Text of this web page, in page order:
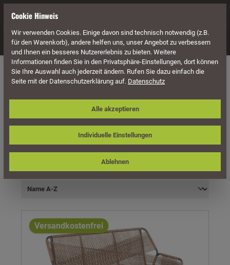
Navigation
Möbel Geflecht Möbel Geflecht Bänke
Produkte filtern
Versandkostenfrei
Cookie Hinweis
Wir verwenden Cookies. Einige davon sind technisch notwendig (z.B.
für den Warenkorb), andere helfen uns, unser Angebot zu verbessern
und Ihnen ein besseres Nutzererlebnis zu bieten. Weitere
Informationen finden Sie in den Privatsphäre-Einstellungen, dort können
Sie Ihre Auswahl auch jederzeit ändern. Rufen Sie dazu einfach die
Seite mit der Datenschutzerklärung auf. Datenschutz
Individuelle Einstellungen
Ablehnen
Alle akzeptieren